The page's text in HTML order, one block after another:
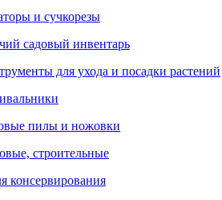
и сучкорезы
садовый инвентарь
для ухода и посадки растений
пилы и ножовки
строительные
консервирования